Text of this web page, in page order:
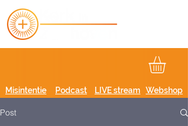
Podcast
Misintentie LIVE stream Webshop
Post